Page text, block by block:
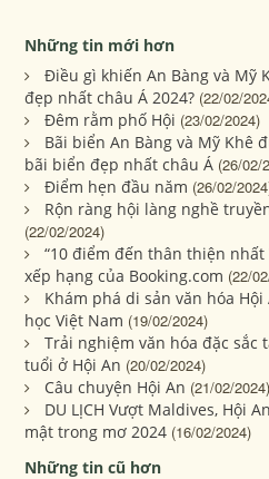
Những tin mới hơn
Điều gì khiến An Bàng và Mỹ
đẹp nhất châu Á 2024? (22/02/
Đêm rằm phố Hội (23/02/2024)
Bãi biển An Bàng và Mỹ Khê
bãi biển đẹp nhất châu Á (26/02/
Điểm hẹn đầu năm (26/02/
Rộn ràng hội làng nghề
(22/02/2024)
“10 điểm đến thân thiện nhất
xếp hạng của Booking.com (22/
Khám phá di sản văn hóa
học Việt Nam (19/02/2024)
Trải nghiệm văn hóa đặc sắc
tuổi ở Hội An (20/02/2024)
Câu chuyện Hội An (21/02/2024)
DU LỊCH Vượt Maldives, Hội
mật trong mơ 2024 (16/02/2024)
Những tin cũ hơn